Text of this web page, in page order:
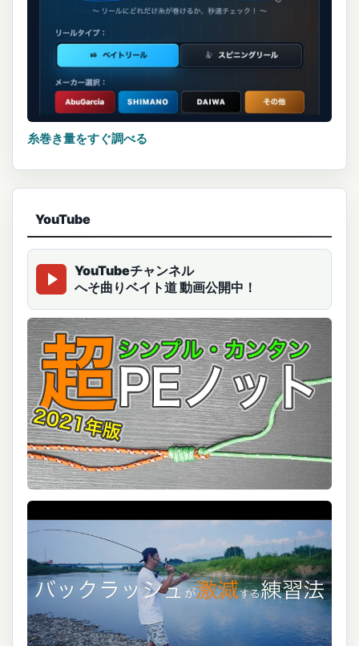
糸巻き量をすぐ調べる
YouTube
YouTubeチャンネル
へそ曲りベイト道 動画公開中！